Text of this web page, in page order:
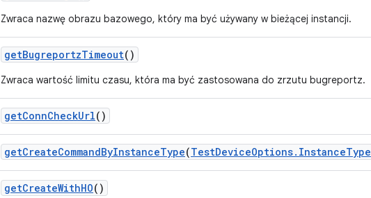
Zwraca nazwę obrazu bazowego, który ma być używany w bieżącej instancji.
getBugreportzTimeout()
Zwraca wartość limitu czasu, która ma być zastosowana do zrzutu bugreportz.
getConnCheckUrl()
getCreateCommandByInstanceType(TestDeviceOptions. InstanceType
getCreateWithHO()